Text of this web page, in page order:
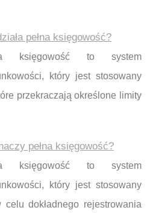
pełna księgowość?
księgowość to system
który jest stosowany
przekraczają określone limity
pełna księgowość?
księgowość to system
który jest stosowany
dokładnego rejestrowania